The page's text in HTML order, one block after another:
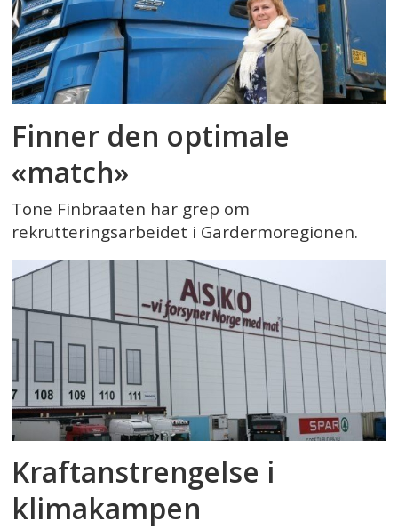
Finner den optimale
«match»
Tone Finbraaten har grep om
rekrutteringsarbeidet i Gardermoregionen.
Kraftanstrengelse i
klimakampen